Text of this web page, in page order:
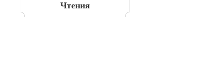
Чтения